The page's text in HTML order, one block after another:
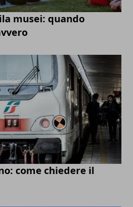
musei: quando
come chiedere il